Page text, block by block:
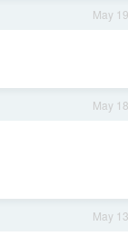
May 19
May 18
May 13